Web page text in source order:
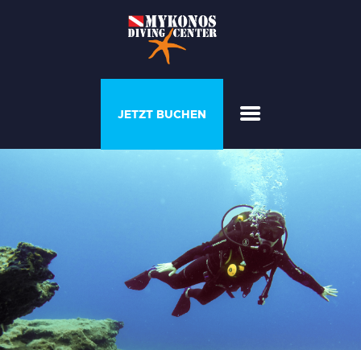
JETZT BUCHEN
PROGRAMME &
DAS HAUS DES
KONTAKTIEREN SIE